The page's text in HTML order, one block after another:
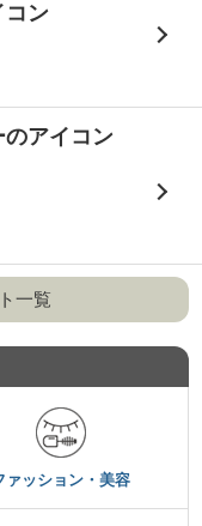
コン
アイコン
一覧
ァッション・美容